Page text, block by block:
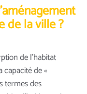
de la ville ?
de l’habitat
de «
termes des